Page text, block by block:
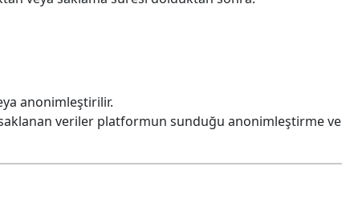
anonimleştirilir.
veriler platformun sunduğu anonimleştirme ve